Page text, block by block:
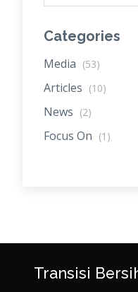
Categories
Media (53)
Articles (10)
News (2)
Focus On (1)
Transisi